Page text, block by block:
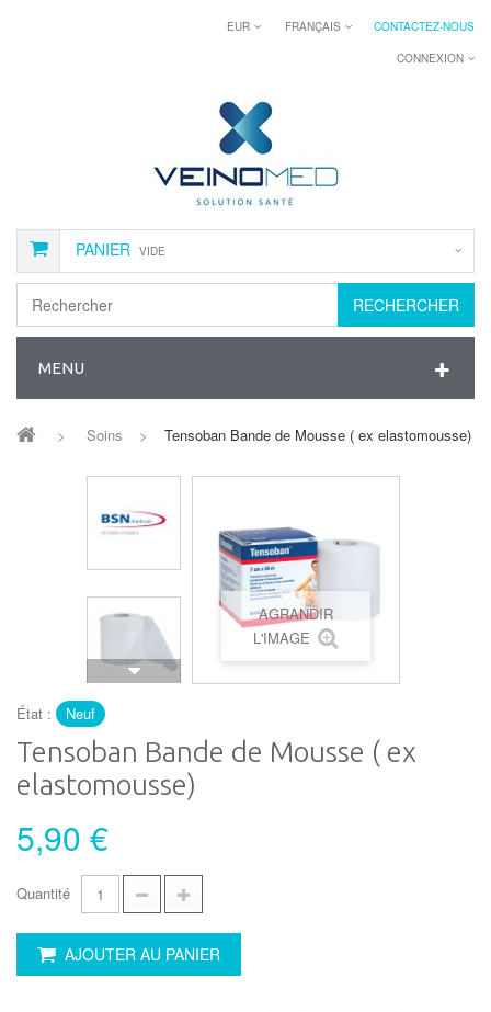
CONTACTEZ-NOUS
FRANÇAIS
EUR
CONNEXION
PANIER VIDE
RECHERCHER
MENU
> Soins > Tensoban Bande de Mousse ( ex elastomousse)
AGRANDIR
L'IMAGE
État : Neuf
Tensoban Bande de Mousse ( ex
elastomousse)
5,90 €
Quantité
AJOUTER AU PANIER